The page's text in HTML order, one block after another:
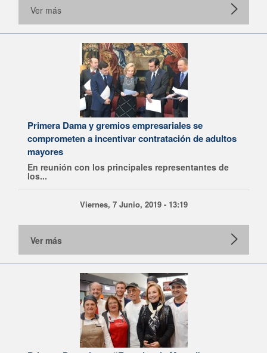
Ver más
Primera Dama y gremios empresariales se
comprometen a incentivar contratación de adultos
mayores
En reunión con los principales representantes de
los...
Viernes, 7 Junio, 2019 - 13:19
Ver más